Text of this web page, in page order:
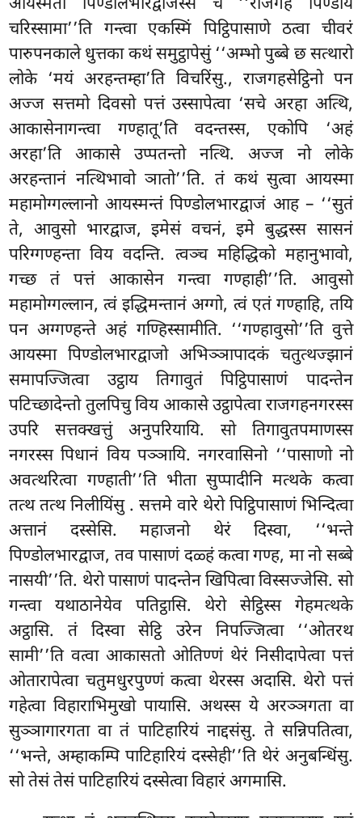
आयस्मतो पिण्डोलभारद्वाजस्स च ‘‘राजगहे पिण्डाय
चरिस्सामा’’ति गन्त्वा एकस्मिं पिट्ठिपासाणे ठत्वा चीवरं
पारुपनकालेधुत्तका कथं समुट्ठापेसुं ‘‘अम्भो पुब्बे छ सत्थारो
लोके ‘मयं अरहन्तम्हा’ति विचरिंसु., राजगहसेट्ठिनो पन
अज्ज सत्तमो दिवसो पत्तं उस्सापेत्वा ‘सचे अरहा अत्थि,
आकासेनागन्त्वा गण्हातू’ति वदन्तस्स, एकोपि ‘अहं
अरहा’ति आकासे उप्पतन्तो नत्थि. अज्ज नो लोके
अरहन्तानं नत्थिभावो ञातो’’ति. तं कथं सुत्वा आयस्मा
महामोग्गल्लानो आयस्मन्तं पिण्डोलभारद्वाजं आह – ‘‘सुतं
ते, आवुसो भारद्वाज, इमेसं वचनं, इमे बुद्धस्स सासनं
परिग्गण्हन्ता विय वदन्ति. त्वञ्च महिद्धिको महानुभावो,
गच्छ तं पत्तं आकासेन गन्त्वा गण्हाही’’ति. आवुसो
महामोग्गल्लान, त्वं इद्धिमन्तानं अग्गो, त्वं एतं गण्हाहि, तयि
पन अग्गण्हन्ते अहं गण्हिस्सामीति. ‘‘गण्हावुसो’’ति वुत्ते
आयस्मा पिण्डोलभारद्वाजो अभिञ्ञापादकं चतुत्थज्झानं
समापज्जित्वा उट्ठाय तिगावुतं पिट्ठिपासाणं पादन्तेन
पटिच्छादेन्तो तुलपिचु विय आकासे उट्ठापेत्वा राजगहनगरस्स
उपरि सत्तक्खत्तुं अनुपरियायि. सो तिगावुतपमाणस्स
नगरस्स पिधानं विय पञ्ञायि. नगरवासिनो ‘‘पासाणो नो
अवत्थरित्वा गण्हाती’’ति भीता सुप्पादीनि मत्थके कत्वा
तत्थ तत्थ निलीयिंसु . सत्तमे वारे थेरो पिट्ठिपासाणं भिन्दित्वा
अत्तानं दस्सेसि. महाजनो थेरं दिस्वा, ‘‘भन्ते
पिण्डोलभारद्वाज, तव पासाणं दळ्हं कत्वा गण्ह, मा नो सब्बे
नासयी’’ति. थेरो पासाणं पादन्तेन खिपित्वा विस्सज्जेसि. सो
गन्त्वा यथाठानेयेव पतिट्ठासि. थेरो सेट्ठिस्स गेहमत्थके
अट्ठासि. तं दिस्वा सेट्ठि उरेन निपज्जित्वा ‘‘ओतरथ
सामी’’ति वत्वा आकासतो ओतिण्णं थेरं निसीदापेत्वा पत्तं
ओतारापेत्वा चतुमधुरपुण्णं कत्वा थेरस्स अदासि. थेरो पत्तं
गहेत्वा विहाराभिमुखो पायासि. अथस्स ये अरञ्ञगता वा
सुञ्ञागारगता वा तं पाटिहारियं नाद्दसंसु. ते सन्निपतित्वा,
‘‘भन्ते, अम्हाकम्पि पाटिहारियं दस्सेही’’ति थेरं अनुबन्धिंसु.
सो तेसं तेसं पाटिहारियं दस्सेत्वा विहारं अगमासि.